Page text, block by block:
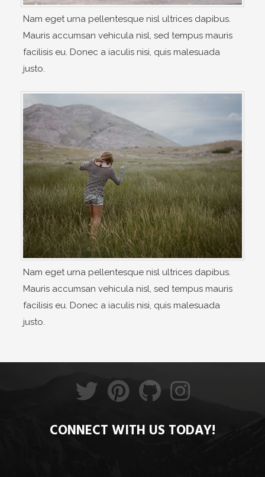
Nam eget urna pellentesque nisl ultrices dapibus.
Mauris accumsan vehicula nisl, sed tempus mauris
facilisis eu. Donec a iaculis nisi, quis malesuada
justo.
Nam eget urna pellentesque nisl ultrices dapibus.
Mauris accumsan vehicula nisl, sed tempus mauris
facilisis eu. Donec a iaculis nisi, quis malesuada
justo.
CONNECT WITH US TODAY!